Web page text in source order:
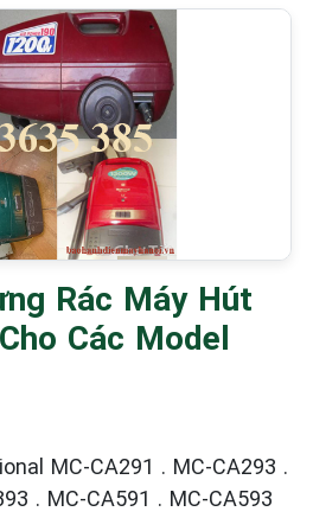
Rác Máy Hút
Các Model
MC-CA291 . MC-CA293 .
. MC-CA591 . MC-CA593